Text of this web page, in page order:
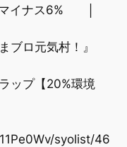
マイナス6% │
ロ元気村！』
ップ【20%環境
syolist/46